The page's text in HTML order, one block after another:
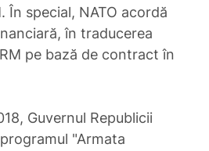
În special, NATO acordă
în traducerea
pe bază de contract în
Guvernul Republicii
"Armata